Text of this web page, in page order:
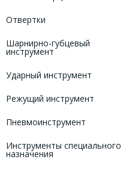
Отвертки
Шарнирно-губцевый
инструмент
Ударный инструмент
Режущий инструмент
Пневмоинструмент
Инструменты специального
назначения